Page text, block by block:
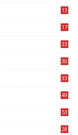
13
17
33
30
33
49
53
28